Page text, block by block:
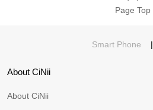
Page Top
Smart Phone |
About CiNii
About CiNii